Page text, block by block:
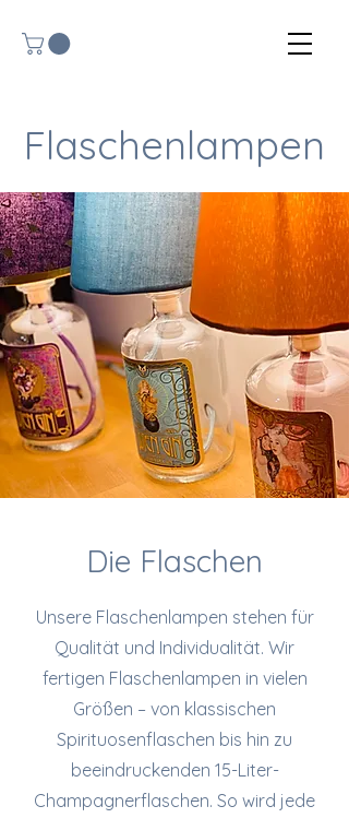
Flaschenlampen
Die Flaschen
Unsere Flaschenlampen stehen für
Qualität und Individualität. Wir
fertigen Flaschenlampen in vielen
Größen – von klassischen
Spirituosenflaschen bis hin zu
beeindruckenden 15-Liter-
Champagnerflaschen. So wird jede